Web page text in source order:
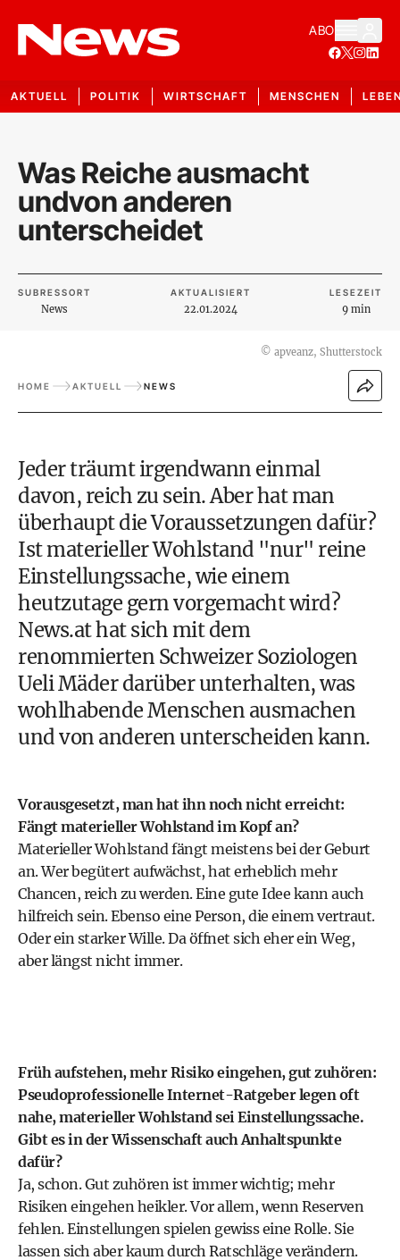
ABO
AKTUELL POLITIK WIRTSCHAFT MENSCHEN
Was Reiche ausmacht
undvon anderen
unterscheidet
SUBRESSORT
News
AKTUALISIERT
22.01.2024
LESEZEIT
9 min
© apveanz, Shutterstock
HOME AKTUELL NEWS
Jeder träumt irgendwann einmal
davon, reich zu sein. Aber hat man
überhaupt die Voraussetzungen dafür?
Ist materieller Wohlstand "nur" reine
Einstellungssache, wie einem
heutzutage gern vorgemacht wird?
News.at hat sich mit dem
renommierten Schweizer Soziologen
Ueli Mäder darüber unterhalten, was
wohlhabende Menschen ausmachen
und von anderen unterscheiden kann.
Vorausgesetzt, man hat ihn noch nicht erreicht:
Fängt materieller Wohlstand im Kopf an?
Materieller Wohlstand fängt meistens bei der Geburt
an. Wer begütert aufwächst, hat erheblich mehr
Chancen, reich zu werden. Eine gute Idee kann auch
hilfreich sein. Ebenso eine Person, die einem vertraut.
Oder ein starker Wille. Da öffnet sich eher ein Weg,
aber längst nicht immer.
Früh aufstehen, mehr Risiko eingehen, gut zuhören:
Pseudoprofessionelle Internet-Ratgeber legen oft
nahe, materieller Wohlstand sei Einstellungssache.
Gibt es in der Wissenschaft auch Anhaltspunkte
dafür?
Ja, schon. Gut zuhören ist immer wichtig; mehr
Risiken eingehen heikler. Vor allem, wenn Reserven
fehlen. Einstellungen spielen gewiss eine Rolle. Sie
lassen sich aber kaum durch Ratschläge verändern.